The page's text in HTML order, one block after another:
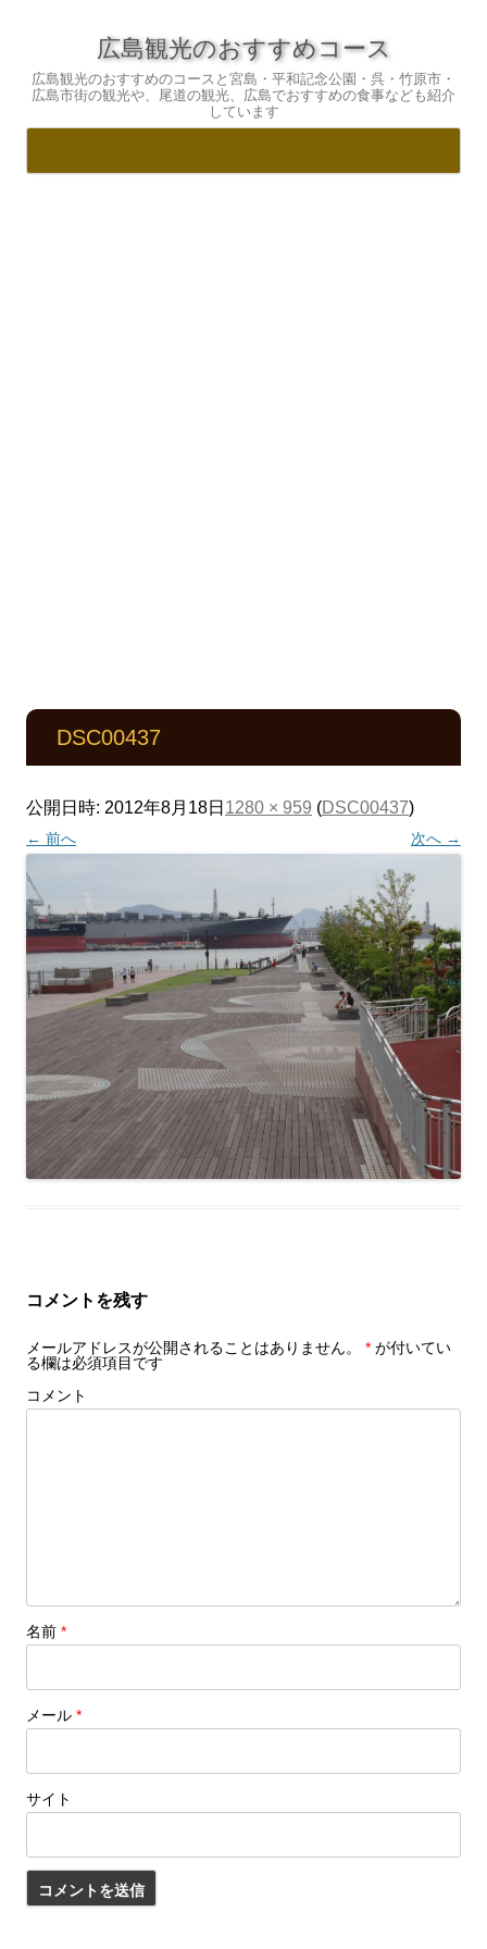
広島観光のおすすめコース
広島観光のおすすめのコースと宮島・平和記念公園・呉・竹原市・
広島市街の観光や、尾道の観光、広島でおすすめの食事なども紹介
しています
DSC00437
公開日時: 2012年8月18日 1280 × 959 (DSC00437)
← 前へ 次へ →
コメントを残す
メールアドレスが公開されることはありません。 * が付いてい
る欄は必須項目です
コメント
名前 *
メール *
サイト